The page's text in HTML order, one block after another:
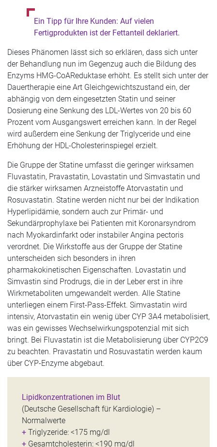
Ein Tipp für Ihre Kunden: Auf vielen
Fertigprodukten ist der Fettanteil deklariert.
Dieses Phänomen lässt sich so erklären, dass sich unter
der Behandlung nun im Gegenzug auch die Bildung des
Enzyms HMG-CoAReduktase erhöht. Es stellt sich unter der
Dauertherapie eine Art Gleichgewichtszustand ein, der
abhängig von dem eingesetzten Statin und seiner
Dosierung eine Senkung des LDL-Wertes von 20 bis 60
Prozent vom Ausgangswert erreichen kann. In der Regel
wird außerdem eine Senkung der Triglyceride und eine
Erhöhung der HDL-Cholesterinspiegel erzielt.
Die Gruppe der Statine umfasst die geringer wirksamen
Fluvastatin, Pravastatin, Lovastatin und Simvastatin und
die stärker wirksamen Arzneistoffe Atorvastatin und
Rosuvastatin. Statine werden nicht nur bei der Indikation
Hyperlipidämie, sondern auch zur Primär- und
Sekundärprophylaxe bei Patienten mit Koronarsyndrom
nach Myokardinfarkt oder instabiler Angina pectoris
verordnet. Die Wirkstoffe aus der Gruppe der Statine
unterscheiden sich besonders in ihren
pharmakokinetischen Eigenschaften. Lovastatin und
Simvastin sind Prodrugs, die in der Leber erst in ihre
Wirkmetaboliten umgewandelt werden. Alle Statine
unterliegen einem First-Pass-Effekt. Simvastatin wird
intensiv, Atorvastatin ein wenig über CYP 3A4 metabolisiert,
was ein gewisses Wechselwirkungspotenzial mit sich
bringt. Bei Fluvastatin ist die Metabolisierung über CYP2C9
zu beachten. Pravastatin und Rosuvastatin werden kaum
über CYP-Enzyme abgebaut.
Lipidkonzentrationen im Blut
(Deutsche Gesellschaft für Kardiologie) –
Normalwerte
+ Triglyzeride: <175 mg/dl
+ Gesamtcholesterin: <190 mg/dl